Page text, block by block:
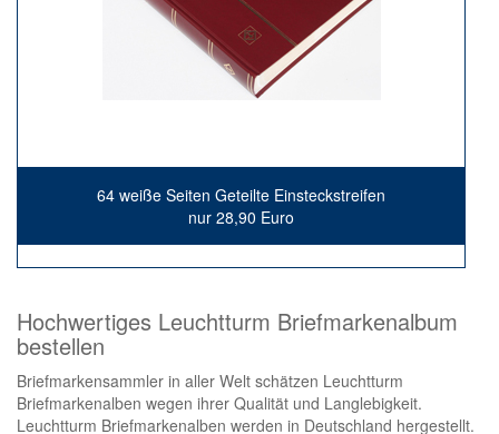
64 weiße Seiten Geteilte Einsteckstreifen
nur 28,90 Euro
Hochwertiges Leuchtturm Briefmarkenalbum
bestellen
Briefmarkensammler in aller Welt schätzen Leuchtturm
Briefmarkenalben wegen ihrer Qualität und Langlebigkeit.
Leuchtturm Briefmarkenalben werden in Deutschland hergestellt.